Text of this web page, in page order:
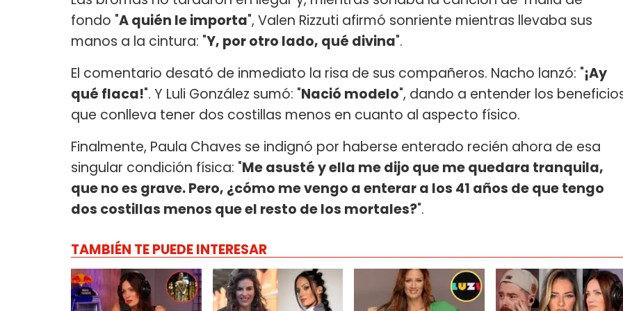
fondo "A quién le importa", Valen Rizzuti afirmó sonriente mientras llevaba sus
manos a la cintura: "Y, por otro lado, qué divina".
El comentario desató de inmediato la risa de sus compañeros. Nacho lanzó: "¡Ay
qué flaca!". Y Luli González sumó: "Nació modelo", dando a entender los
que conlleva tener dos costillas menos en cuanto al aspecto físico.
Finalmente, Paula Chaves se indignó por haberse enterado recién ahora de esa
singular condición física: "Me asusté y ella me dijo que me quedara tranquila,
que no es grave. Pero, ¿cómo me vengo a enterar a los 41 años de que tengo
dos costillas menos que el resto de los mortales?".
TAMBIÉN TE PUEDE INTERESAR